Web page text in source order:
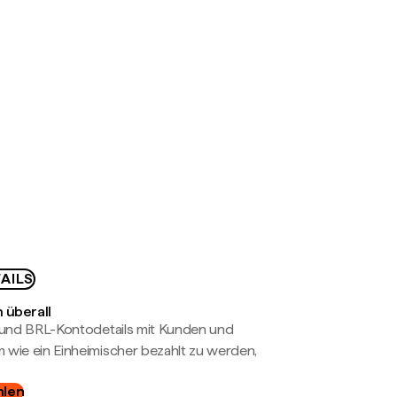
überall
und BRL-Kontodetails mit Kunden und
wie ein Einheimischer bezahlt zu werden,